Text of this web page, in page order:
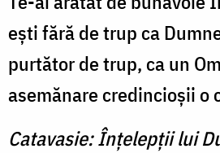
eşti fără de trup ca
purtător de trup, ca un
asemănare credincioşii o
Catavasie: Înţelepţii lui